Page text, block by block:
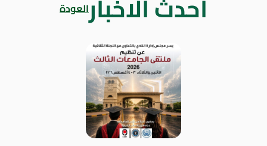
العودة